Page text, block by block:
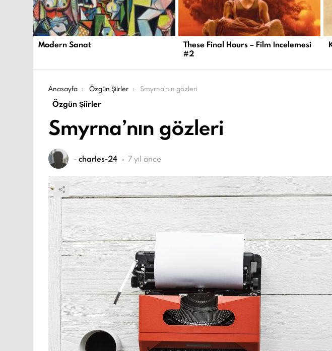
Modern Sanat
These Final Hours – Film İncelemesi
#2
Şu an buradasın:
Anasayfa Özgün Şiirler Smyrna’nın gözleri
Özgün Şiirler
Smyrna’nın gözleri
- charles-24 7 yıl önce